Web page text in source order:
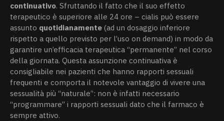
continuativo. Sfruttando il fatto che il suo effetto
terapeutico è superiore alle 24 ore – cialis può essere
assunto quotidianamente (ad un dosaggio inferiore
rispetto a quello previsto per l’uso on demand) in modo da
garantire un’efficacia terapeutica “permanente” nel corso
della giornata. Questa assunzione continuativa è
consigliabile nei pazienti che hanno rapporti sessuali
frequenti e comporta il notevole vantaggio di vivere una
sessualità più “naturale”: non è infatti necessario
“programmare” i rapporti sessuali dato che il farmaco è
sempre attivo.